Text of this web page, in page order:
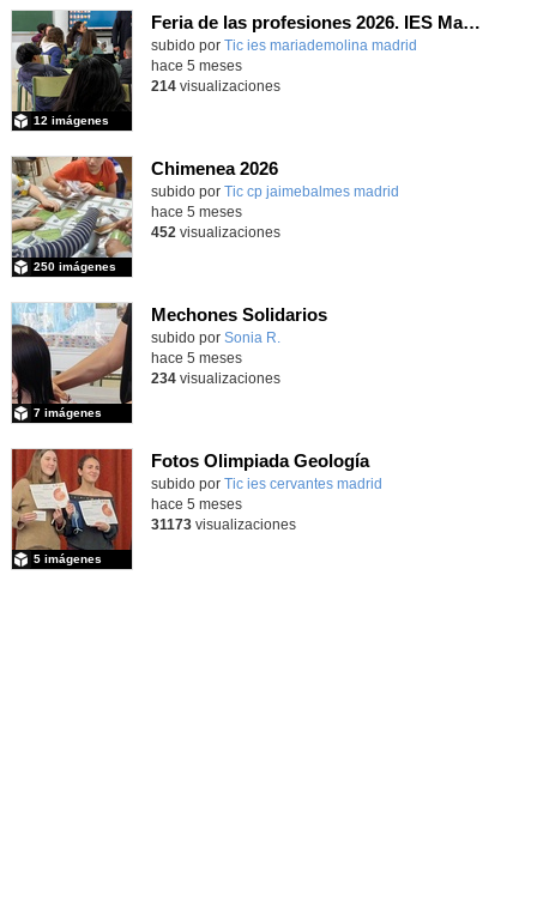
Feria de las profesiones 2026. IES María de Molina
subido por Tic ies mariademolina madrid
12 imágenes
hace 5 meses
214visualizaciones
Chimenea 2026
subido por Tic cp jaimebalmes madrid
250 imágenes
hace 5 meses
452 visualizaciones
Mechones Solidarios
subido por Sonia R.
7 imágenes
hace 5 meses
234visualizaciones
Fotos Olimpiada Geología
Contenido educativo.
subido por Tic ies cervantes madrid
5 imágenes
hace 5 meses
31173visualizaciones